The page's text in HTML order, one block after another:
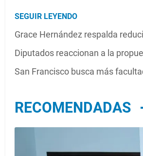
SEGUIR LEYENDO
Grace Hernández respalda
Diputados reaccionan a la
San Francisco busca más
RECOMENDADAS